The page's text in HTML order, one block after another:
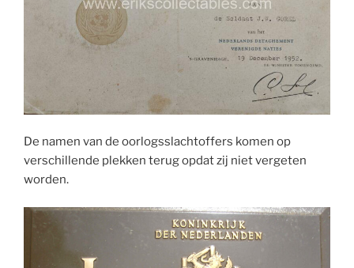
De namen van de oorlogsslachtoffers komen op
verschillende plekken terug opdat zij niet vergeten
worden.